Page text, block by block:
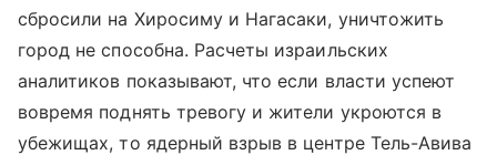
сбросили на Хиросиму и Нагасаки, уничтожить
город не способна. Расчеты израильских
аналитиков показывают, что если власти успеют
вовремя поднять тревогу и жители укроются в
убежищах, то ядерный взрыв в центре Тель-Авива